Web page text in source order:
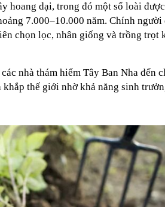
hoang dại, trong đó một số loài
7.000–10.000 năm. Chính người
chọn lọc, nhân giống và trồng trọt
nhà thám hiểm Tây Ban Nha đến
thế giới nhờ khả năng sinh